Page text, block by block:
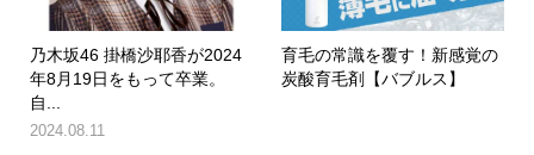
乃木坂46 掛橋沙耶香が2024
年8月19日をもって卒業。
自...
2024.08.11
育毛の常識を覆す！新感覚の
炭酸育毛剤【バブルス】